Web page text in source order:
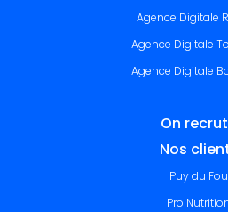
Agence Digitale
Agence Digitale
Agence Digitale
On
Nos
Puy du Fou
Pro